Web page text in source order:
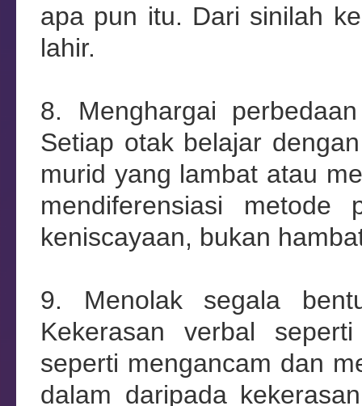
apa pun itu. Dari sinilah
lahir.
8. Menghargai
Setiap otak belajar
murid yang lambat atau
mendiferensiasi metode
keniscayaan, bukan
9. Menolak segala
Kekerasan verbal
seperti mengancam dan
dalam daripada